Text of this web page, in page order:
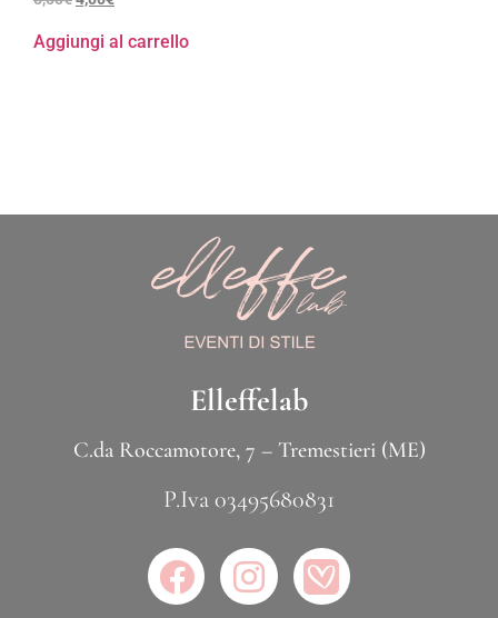
Aggiungi al carrello
Elleffelab
C.da Roccamotore, 7 – Tremestieri (ME)
P.Iva 03495680831